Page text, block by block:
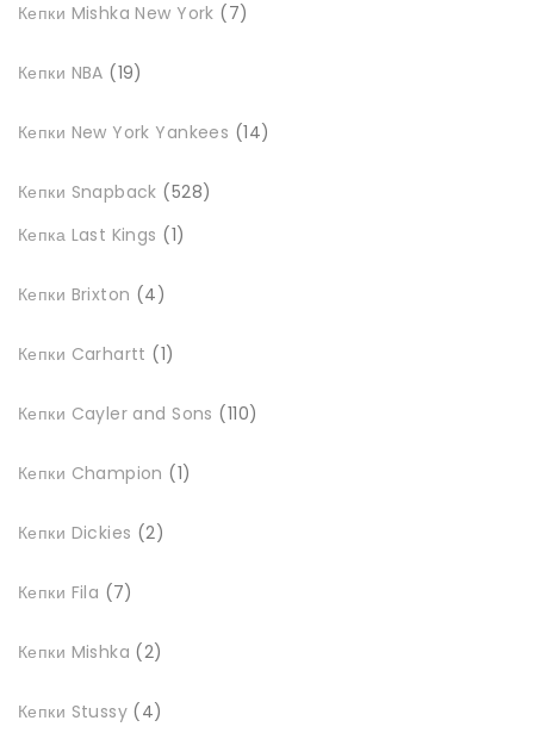
Кепки Mishka New York 7товарів
Кепки NBA 19товарів
Кепки New York Yankees 14товарів
Кепки Snapback 528товарів
Кепка Last Kings
11
Кепки Brixton
4товари
Кепки Carhartt 1товар
Кепки Cayler and Sons 110товарів
Кепки Champion 1товар
Кепки Dickies 2товари
Кепки Fila 7товарів
Кепки Mishka 2товари
Кепки Stussy 4товари